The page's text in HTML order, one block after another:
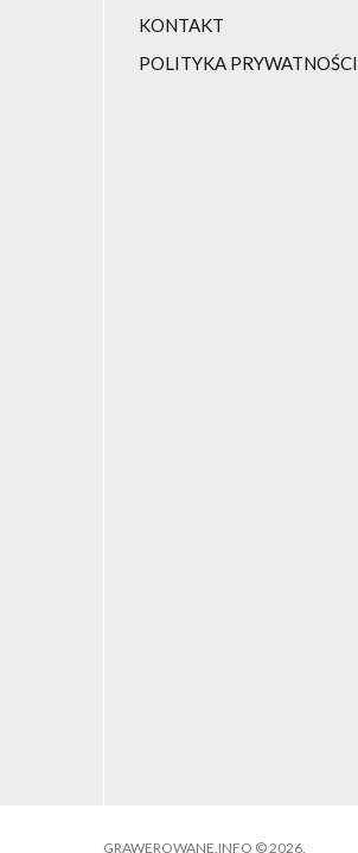
KONTAKT
POLITYKA PRYWATNOŚCI
GRAWEROWANE.INFO ©2026